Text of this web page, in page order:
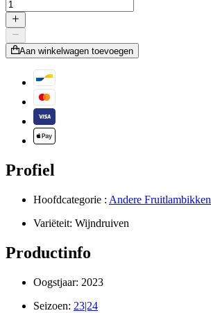
Aan winkelwagen toevoegen
Profiel
Hoofdcategorie : Andere Fruitlambikken
Variëteit: Wijndruiven
Productinfo
Oogstjaar: 2023
Seizoen: 23|24